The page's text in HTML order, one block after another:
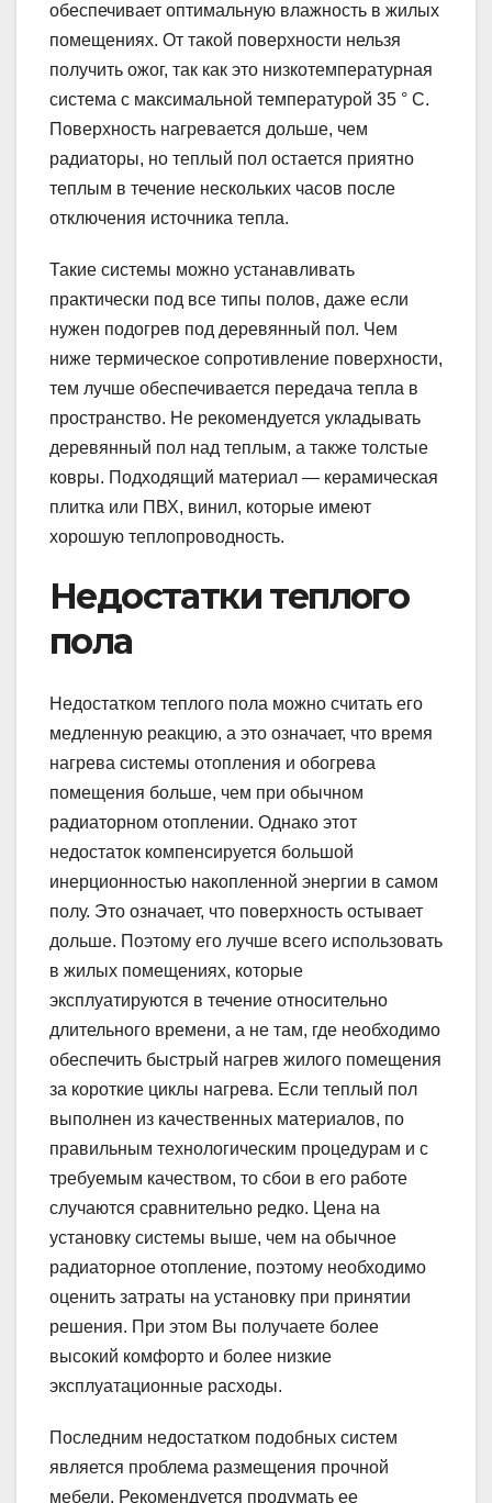
обеспечивает оптимальную влажность в жилых
помещениях. От такой поверхности нельзя
получить ожог, так как это низкотемпературная
система с максимальной температурой 35 ° C.
Поверхность нагревается дольше, чем
радиаторы, но теплый пол остается приятно
теплым в течение нескольких часов после
отключения источника тепла.
Такие системы можно устанавливать
практически под все типы полов, даже если
нужен подогрев под деревянный пол. Чем
ниже термическое сопротивление поверхности,
тем лучше обеспечивается передача тепла в
пространство. Не рекомендуется укладывать
деревянный пол над теплым, а также толстые
ковры. Подходящий материал — керамическая
плитка или ПВХ, винил, которые имеют
хорошую теплопроводность.
Недостатки теплого
пола
Недостатком теплого пола можно считать его
медленную реакцию, а это означает, что время
нагрева системы отопления и обогрева
помещения больше, чем при обычном
радиаторном отоплении. Однако этот
недостаток компенсируется большой
инерционностью накопленной энергии в самом
полу. Это означает, что поверхность остывает
дольше. Поэтому его лучше всего использовать
в жилых помещениях, которые
эксплуатируются в течение относительно
длительного времени, а не там, где необходимо
обеспечить быстрый нагрев жилого помещения
за короткие циклы нагрева. Если теплый пол
выполнен из качественных материалов, по
правильным технологическим процедурам и с
требуемым качеством, то сбои в его работе
случаются сравнительно редко. Цена на
установку системы выше, чем на обычное
радиаторное отопление, поэтому необходимо
оценить затраты на установку при принятии
решения. При этом Вы получаете более
высокий комфорто и более низкие
эксплуатационные расходы.
Последним недостатком подобных систем
является проблема размещения прочной
мебели. Рекомендуется продумать ее